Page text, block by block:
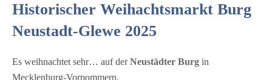
Historischer Weihachtsmarkt Burg
Neustadt-Glewe 2025
Es weihnachtet sehr… auf derNeustädter Burg in
Mecklenburg-Vorpommern.